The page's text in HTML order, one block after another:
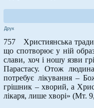
Друк
757 Християнська
що спотворює у ній
слави, хоч і ношу язви
Парастасу. Отож
потребує лікування –
грішник – хворий, а
лікаря, лише хворі» (Мт.